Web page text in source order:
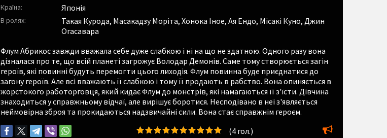
Країна: Японія
В ролях: Такая Курода, Масакадзу Моріта, Хонока Іное, Ая Ендо, Місакі Куно, Джин
Огасавара
Флум Абрикос завжди вважала себе дуже слабкою і ні на що не здатною. Одного разу вона
дізналася про те, що всій планеті загрожує Володар Демонів. Саме тому створюється загін
героїв, які повинні будуть перемогти цього лиходія. Флум повинна буде приєднатися до
загону героїв. Але всі вважають її слабкою і тому її продають в рабство. Вона опиняється в
жорстокого работорговця, який кидає Флум до монстрів, які намагаються її з'їсти. Дівчина
знаходиться у справжньому відчаї, але вирішує боротися. Несподівано в неї з'являється
неймовірна зброя та прокидаються надзвичайні сили. Вона стає справжнім героєм.
(4гол.)